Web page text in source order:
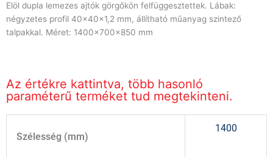
Elöl dupla lemezes ajtók görgőkön felfüggesztettek. Lábak:
négyzetes profil 40x40x1,2 mm, állítható műanyag szintező
talpakkal. Méret: 1400x700x850 mm
Az értékre kattintva, több hasonló
paraméterű terméket tud megtekinteni.
Szélesség (mm)
1400